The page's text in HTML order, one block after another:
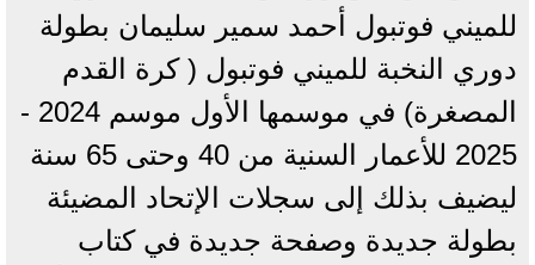
للميني فوتبول أحمد سمير سليمان بطولة
دوري النخبة للميني فوتبول ( كرة القدم
المصغرة) في موسمها الأول موسم 2024 -
2025 للأعمار السنية من 40 وحتى 65 سنة
ليضيف بذلك إلى سجلات الإتحاد المضيئة
بطولة جديدة وصفحة جديدة في كتاب